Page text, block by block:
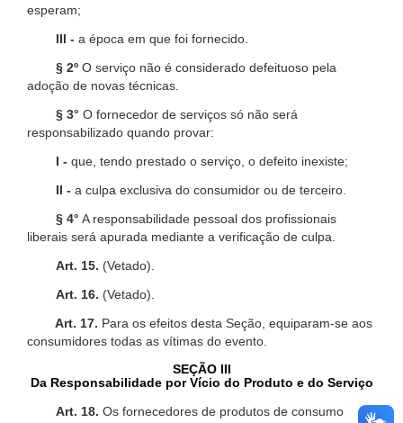
esperam;
III - a época em que foi fornecido.
§ 2º O serviço não é considerado defeituoso pela
adoção de novas técnicas.
§ 3° O fornecedor de serviços só não será
responsabilizado quando provar:
I - que, tendo prestado o serviço, o defeito inexiste;
II - a culpa exclusiva do consumidor ou de terceiro.
§ 4° A responsabilidade pessoal dos profissionais
liberais será apurada mediante a verificação de culpa.
Art. 15. (Vetado).
Art. 16. (Vetado).
Art. 17. Para os efeitos desta Seção, equiparam-se aos
consumidores todas as vítimas do evento.
SEÇÃO III
Da Responsabilidade por Vício do Produto e do Serviço
Art. 18. Os fornecedores de produtos de consumo